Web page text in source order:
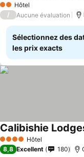
2 Étoiles
Hôtel
/ Aucune évaluation
Sélectionnez des
les prix exacts
4 Étoiles Hôtel
Calibishie
8,8 Excellent 180